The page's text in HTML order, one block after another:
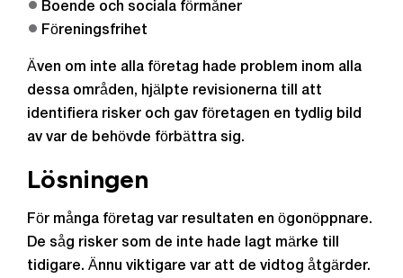
Boende och sociala förmåner
Föreningsfrihet
Även om inte alla företag hade problem inom alla
dessa områden, hjälpte revisionerna till att
identifiera risker och gav företagen en tydlig bild
av var de behövde förbättra sig.
Lösningen
För många företag var resultaten en ögonöppnare.
De såg risker som de inte hade lagt märke till
tidigare. Ännu viktigare var att de vidtog åtgärder.